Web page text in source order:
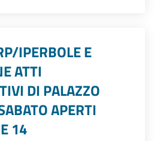
IPERBOLE E
ATTI
DI PALAZZO
APERTI
14